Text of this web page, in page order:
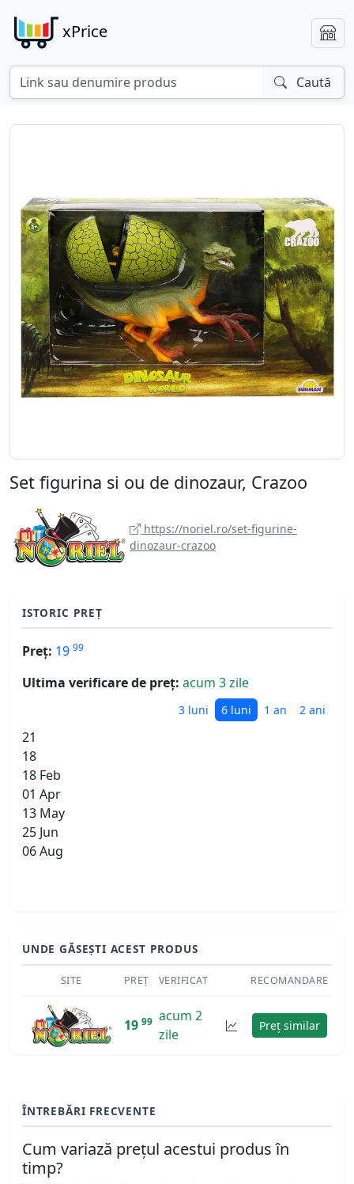
xPrice
Caută
Set figurina si ou de dinozaur, Crazoo
https://noriel.ro/set-figurine-
dinozaur-crazoo
ISTORIC PREȚ
Preț: 19 99
Ultima verificare de preț: acum 3 zile
3 luni 6 luni 1 an 2 ani
21
18
18 Feb
01 Apr
13 May
25 Jun
06 Aug
UNDE GĂSEȘTI ACEST PRODUS
SITE PREȚ VERIFICAT RECOMANDARE
19 99 acum 2
zile
Preț similar
ÎNTREBĂRI FRECVENTE
Cum variază prețul acestui produs în
timp?